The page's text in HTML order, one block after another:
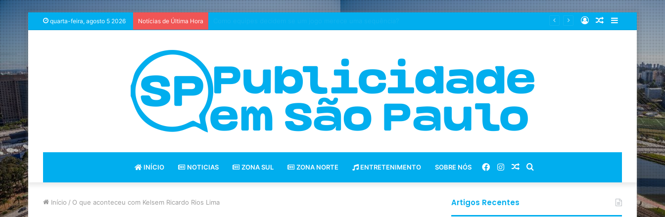
quarta-feira, agosto 5 2026 Notícias de Última Hora
Barra
Lateral
Artigo
Entrar
INÍCIO NOTICIAS ZONA SUL ZONA NORTE ENTRETENIMENTO SOBRE NÓS Artigo
Instagram
Facebook
Início / O que aconteceu com Kelsem Ricardo Rios Lima Artigos Recentes